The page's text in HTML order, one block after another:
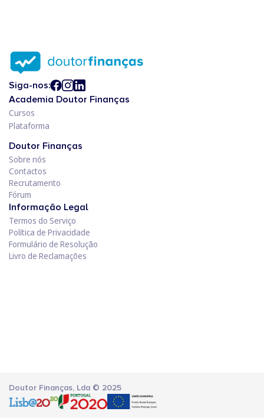
Siga-nos:
Academia Doutor Finanças
Cursos
Plataforma
Doutor Finanças
Sobre nós
Contactos
Recrutamento
Fórum
Informação Legal
Termos do Serviço
Política de Privacidade
Formulário de Resolução
Livro de Reclamações
Doutor Finanças, Lda © 2025